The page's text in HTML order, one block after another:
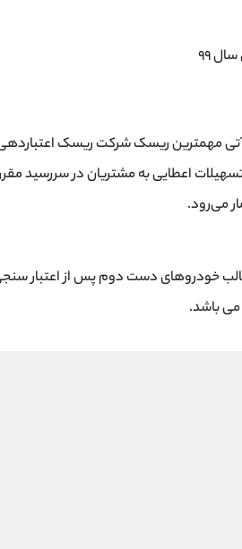
۹۹
مهمترین ریسک شرکت ریسک
اعطایی به مشتریان در سررسید
می‌رود.
خودروهای دست دوم پس از اعتبار